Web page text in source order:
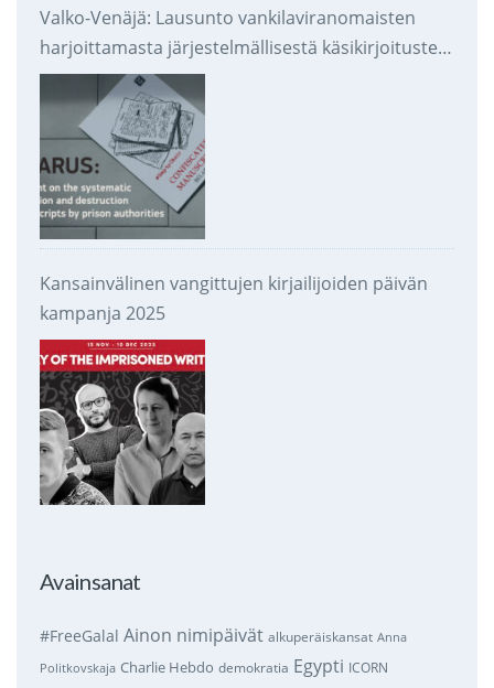
Valko-Venäjä: Lausunto vankilaviranomaisten
harjoittamasta järjestelmällisestä käsikirjoitusten
takavarikoinnista ja tuhoamisesta
Kansainvälinen vangittujen kirjailijoiden päivän
kampanja 2025
Avainsanat
#FreeGalal Ainon nimipäivät alkuperäiskansat Anna
Politkovskaja Charlie Hebdo demokratia Egypti ICORN